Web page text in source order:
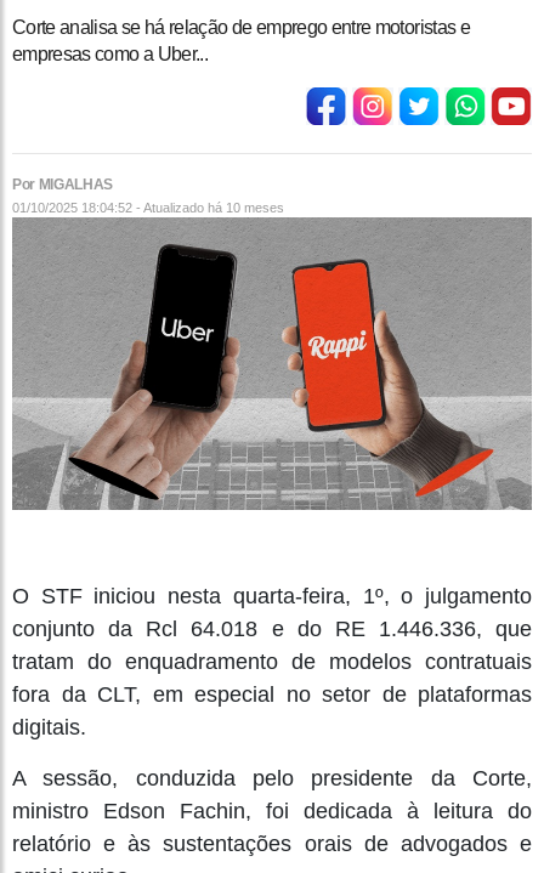
Corte analisa se há relação de emprego entre motoristas e
empresas como a Uber...
Por MIGALHAS
01/10/2025 18:04:52 - Atualizado há 10 meses
O STF iniciou nesta quarta-feira, 1º, o julgamento
conjunto da Rcl 64.018 e do RE 1.446.336, que
tratam do enquadramento de modelos contratuais
fora da CLT, em especial no setor de plataformas
digitais.
A sessão, conduzida pelo presidente da Corte,
ministro Edson Fachin, foi dedicada à leitura do
relatório e às sustentações orais de advogados e